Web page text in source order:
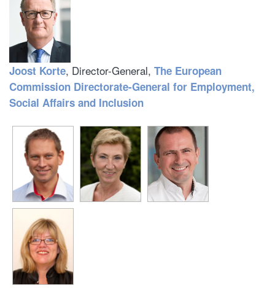
Joost Korte, Director-General, The European
Commission Directorate-General for Employment,
Social Affairs and Inclusion